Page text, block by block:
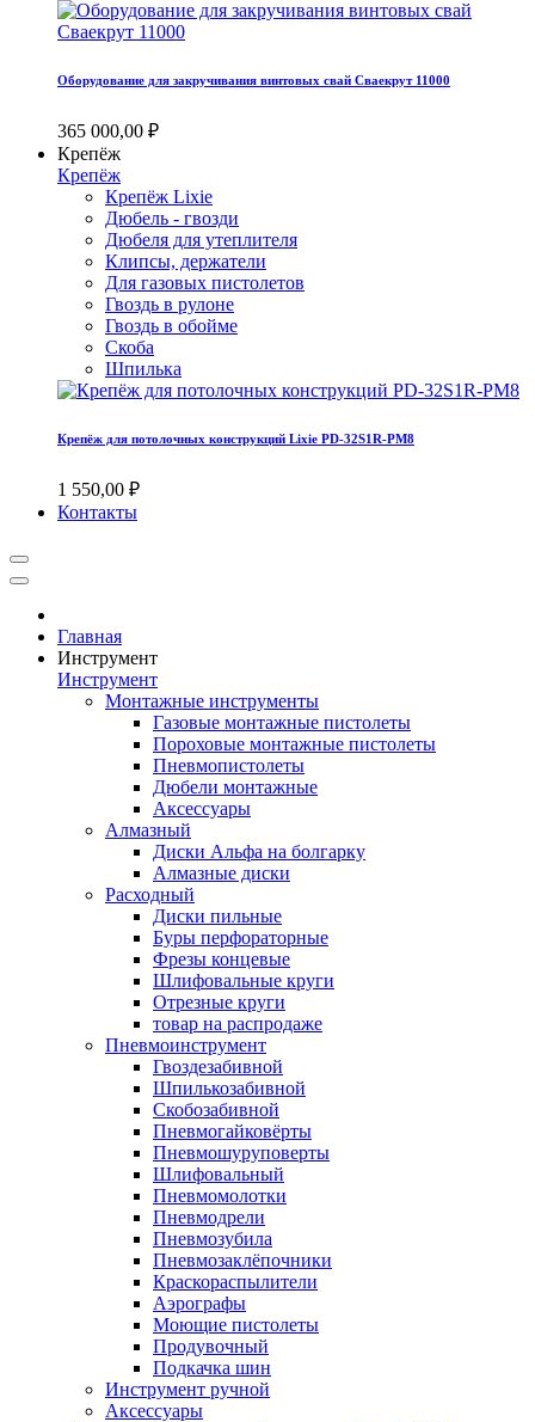
Оборудование для закручивания винтовых свай Сваекрут 11000
365 000,00 ₽
Крепёж
Крепёж
Крепёж Lixie
Дюбель - гвозди
Дюбеля для утеплителя
Клипсы, держатели
Для газовых пистолетов
Гвоздь в рулоне
Гвоздь в обойме
Скоба
Шпилька
Крепёж для потолочных конструкций Lixie PD-32S1R-PM8
1 550,00 ₽
Контакты
Главная
Инструмент
Инструмент
Монтажные инструменты
Газовые монтажные пистолеты
Пороховые монтажные пистолеты
Пневмопистолеты
Дюбели монтажные
Аксессуары
Алмазный
Диски Альфа на болгарку
Алмазные диски
Расходный
Диски пильные
Буры перфораторные
Фрезы концевые
Шлифовальные круги
Отрезные круги
товар на распродаже
Пневмоинструмент
Гвоздезабивной
Шпилькозабивной
Скобозабивной
Пневмогайковёрты
Пневмошуруповерты
Шлифовальный
Пневмомолотки
Пневмодрели
Пневмозубила
Пневмозаклёпочники
Краскораспылители
Аэрографы
Моющие пистолеты
Продувочный
Подкачка шин
Инструмент ручной
Аксессуары